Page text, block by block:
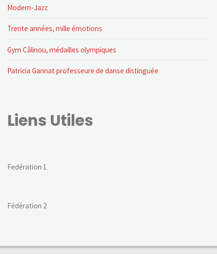
Modern-Jazz
Trente années, mille émotions
Gym Câlinou, médailles olympiques
Patricia Gannat professeure de danse distinguée
Liens Utiles
Fedération 1
Fédération 2